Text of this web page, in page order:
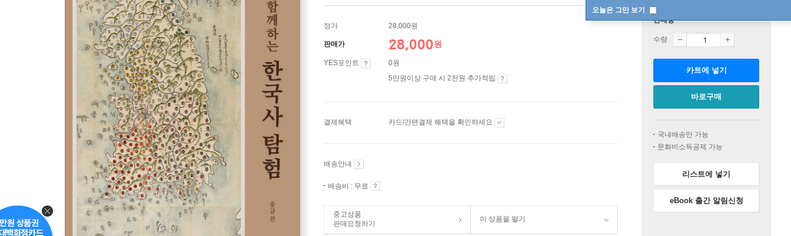
오늘은 그만 보기
정가 28,000원
판매가 28,000원
YES포인트
0원
5만원이상 구매 시 2천원 추가적립
결제혜택 카드/간편결제 혜택을 확인하세요
배송안내
배송비 : 무료
중고상품
판매요청하기
이 상품을 팔기
판매중
수량
카트에 넣기
바로구매
국내배송만 가능
문화비소득공제 가능
리스트에 넣기
eBook 출간 알림신청